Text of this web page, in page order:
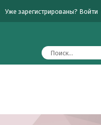
Уже зарегистрированы? Войти